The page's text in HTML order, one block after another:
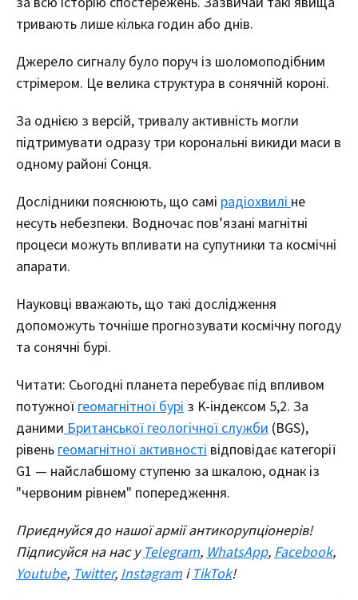
тривають лише кілька годин або днів.
Джерело сигналу було поруч із шоломоподібним
стрімером. Це велика структура в сонячній короні.
За однією з версій, тривалу активність могли
підтримувати одразу три корональні викиди маси в
одному районі Сонця.
Дослідники пояснюють, що самі радіохвилі не
несуть небезпеки. Водночас пов’язані магнітні
процеси можуть впливати на супутники та космічні
апарати.
Науковці вважають, що такі дослідження
допоможуть точніше прогнозувати космічну погоду
та сонячні бурі.
Читати: Сьогодні планета перебуває під впливом
потужної геомагнітної бурі з K-індексом 5,2. За
даними Британської геологічної служби (BGS),
рівень геомагнітної активності відповідає категорії
G1 — найслабшому ступеню за шкалою, однак із
"червоним рівнем" попередження.
Приєднуйся до нашої армії антикорупціонерів!
Підписуйся на нас уTelegram, WhatsApp, Facebook,
Youtube, Twitter, Instagram і TikTok!